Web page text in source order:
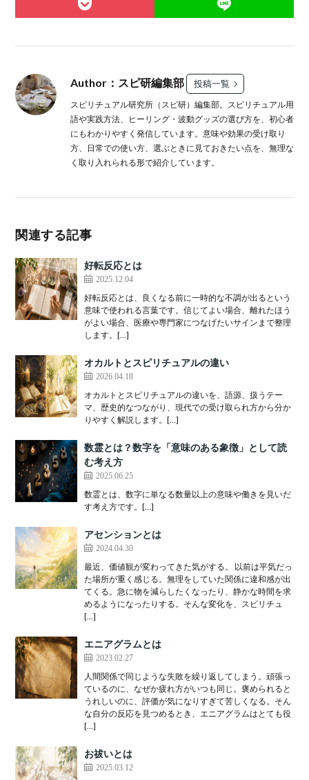
Author：スピ研編集部 投稿一覧
スピリチュアル研究所（スピ研）編集部。スピリチュアル用
語や実践方法、ヒーリング・波動グッズの選び方を、初心者
にもわかりやすく発信しています。意味や効果の受け取り
方、日常での使い方、選ぶときに見ておきたい点を、無理な
く取り入れられる形で紹介しています。
関連する記事
好転反応とは
2025.12.04
好転反応とは、良くなる前に一時的な不調が出るという
意味で使われる言葉です。信じてよい場合、離れたほう
がよい場合、医療や専門家につなげたいサインまで整理
します。[…]
オカルトとスピリチュアルの違い
2026.04.18
オカルトとスピリチュアルの違いを、語源、扱うテー
マ、歴史的なつながり、現代での受け取られ方から分か
りやすく解説します。[…]
数霊とは？数字を「意味のある象徴」として読
む考え方
2025.06.25
数霊とは、数字に単なる数量以上の意味や働きを見いだ
す考え方です。[…]
アセンションとは
2024.04.30
最近、価値観が変わってきた気がする。 以前は平気だっ
た場所が重く感じる。無理をしていた関係に違和感が出
てくる。急に物を減らしたくなったり、静かな時間を求
めるようになったりする。そんな変化を、スピリチュ
[…]
エニアグラムとは
2023.02.27
人間関係で同じような失敗を繰り返してしまう。頑張っ
ているのに、なぜか疲れ方がいつも同じ。褒められると
うれしいのに、評価が気になりすぎて苦しくなる。そん
な自分の反応を見つめるとき、エニアグラムはとても役
[…]
お祓いとは
2025.03.12